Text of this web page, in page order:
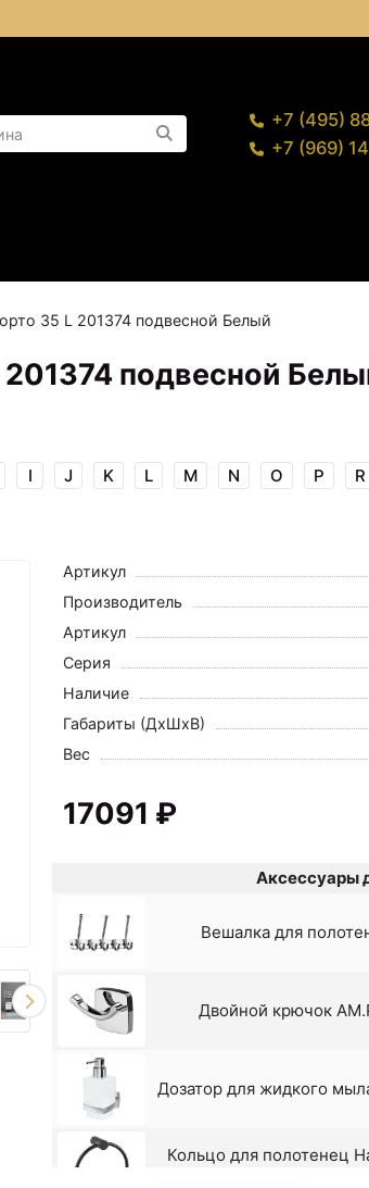
+7 (495)
+7 (969)
35 L 201374 подвесной Белый
подвесной
I J K L M N O P R
Артикул
Производитель
Артикул
Серия
Наличие
Габариты (ДхШхВ)
Вес
17091 ₽
Аксессуары
Вешалка для
Двойной крючок
Дозатор для жидкого
Кольцо для полотенец